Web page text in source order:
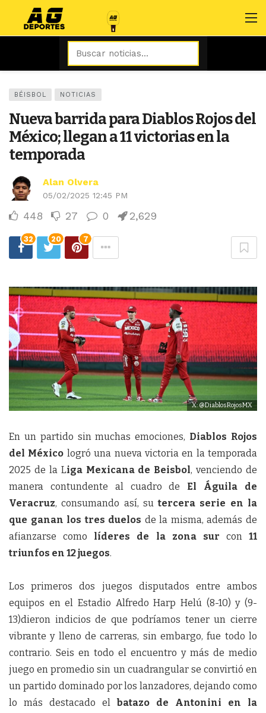
BÉISBOL NOTICIAS
Nueva barrida para Diablos Rojos del
México; llegan a 11 victorias en la
temporada
Alan Olvera
05/02/2025 12:45 PM
448 27 0 2,629
32 20 7
X: @DiablosRojosMX
En un partido sin muchas emociones, Diablos Rojos
del México logró una nueva victoria en la temporada
2025 de la Liga Mexicana de Beisbol, venciendo de
manera contundente al cuadro de El Águila de
Veracruz, consumando así, sutercera serie en la
que ganan los tres duelos de la misma, además de
afianzarse como líderes de la zona sur con 11
triunfos en 12 juegos.
Los primeros dos juegos disputados entre ambos
equipos en el Estadio Alfredo Harp Helú (8-10) y (9-
13)dieron indicios de que podríamos tener un cierre
vibrante y lleno de carreras, sin embargo, fue todo lo
contrario. Seis en todo el encuentro y más de medio
juego en promedio sin un cuadrangular se convirtió en
un partido dominado por los lanzadores, dejando como
lo más destacado el batazo de Antonini en la